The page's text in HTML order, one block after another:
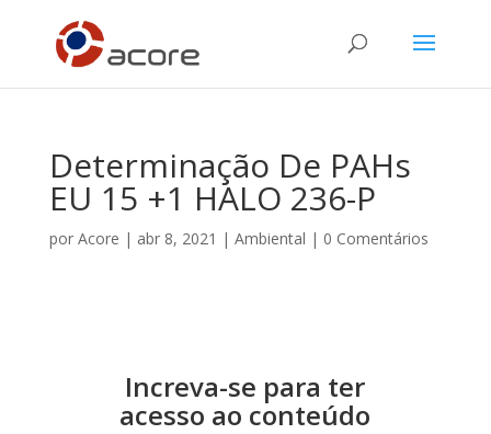
Determinação De PAHs
EU 15 +1 HALO 236-P
por Acore | abr 8, 2021 | Ambiental | 0 Comentários
Increva-se para ter
acesso ao conteúdo